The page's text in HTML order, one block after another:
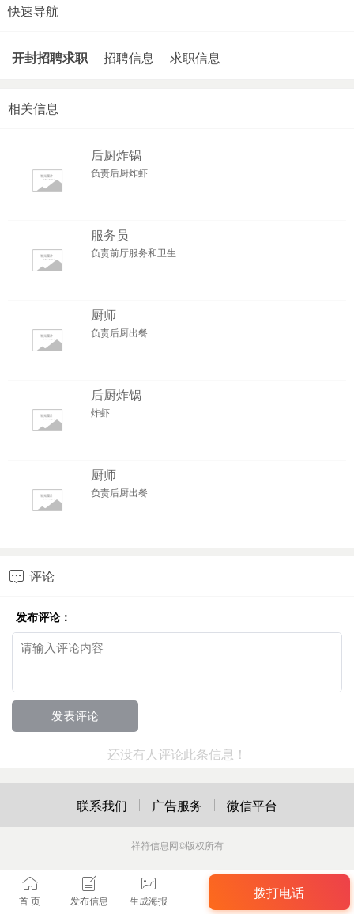
快速导航
开封招聘求职 招聘信息 求职信息
相关信息
后厨炸锅
负责后厨炸虾
服务员
负责前厅服务和卫生
厨师
负责后厨出餐
后厨炸锅
炸虾
厨师
负责后厨出餐
 评论
发布评论：
还没有人评论此条信息！
拨打电话
首 页 发布信息 生成海报
联系我们 广告服务 微信平台
祥符信息网©版权所有